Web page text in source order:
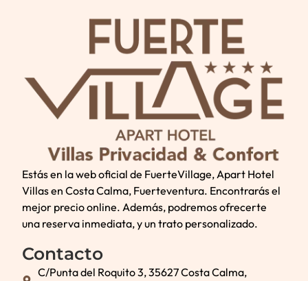
Estás en la web oficial de FuerteVillage, Apart Hotel
Villas en Costa Calma, Fuerteventura. Encontrarás el
mejor precio online. Además, podremos ofrecerte
una reserva inmediata, y un trato personalizado.
Contacto
C/Punta del Roquito 3, 35627 Costa Calma,